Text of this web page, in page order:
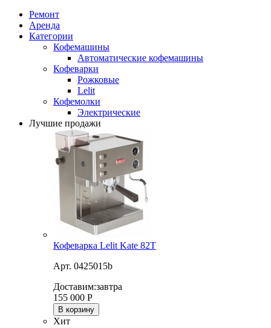
Ремонт
Аренда
Категории
Кофемашины
Автоматические кофемашины
Кофеварки
Рожковые
Lelit
Кофемолки
Электрические
Лучшие продажи
Кофеварка Lelit Kate 82T
Арт. 0425015b
Доставим:завтра
155 000 Р
В корзину
Хит